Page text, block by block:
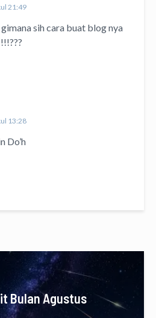
21:49
sih cara buat blog nya
13:28
Do’h
Bulan Agustus